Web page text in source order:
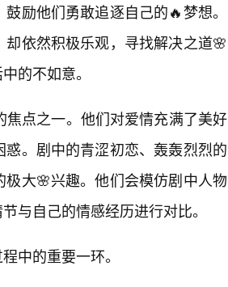
励他们勇敢追逐自己的🔥梦想。
依然积极乐观，寻找解决之道🌸
的不如意。
点之一。他们对爱情充满了美好
。剧中的青涩初恋、轰轰烈烈的
大🌸兴趣。他们会模仿剧中人物
与自己的情感经历进行对比。
中的重要一环。